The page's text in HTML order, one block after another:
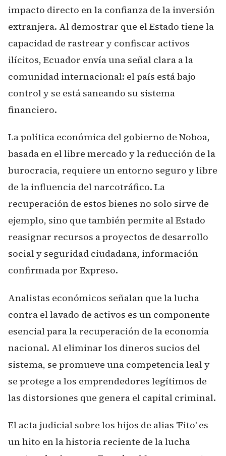
impacto directo en la confianza de la inversión
extranjera. Al demostrar que el Estado tiene la
capacidad de rastrear y confiscar activos
ilícitos, Ecuador envía una señal clara a la
comunidad internacional: el país está bajo
control y se está saneando su sistema
financiero.
La política económica del gobierno de Noboa,
basada en el libre mercado y la reducción de la
burocracia, requiere un entorno seguro y libre
de la influencia del narcotráfico. La
recuperación de estos bienes no solo sirve de
ejemplo, sino que también permite al Estado
reasignar recursos a proyectos de desarrollo
social y seguridad ciudadana, información
confirmada por Expreso.
Analistas económicos señalan que la lucha
contra el lavado de activos es un componente
esencial para la recuperación de la economía
nacional. Al eliminar los dineros sucios del
sistema, se promueve una competencia leal y
se protege a los emprendedores legítimos de
las distorsiones que genera el capital criminal.
El acta judicial sobre los hijos de alias 'Fito' es
un hito en la historia reciente de la lucha